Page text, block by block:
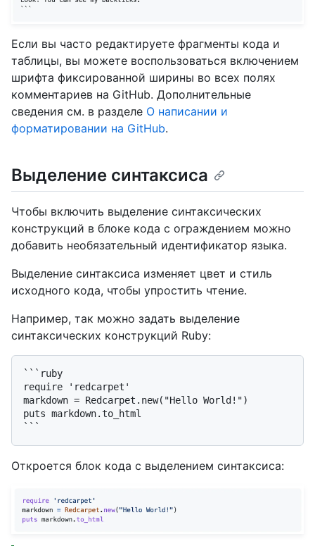
Если вы часто редактируете фрагменты кода и
таблицы, вы можете воспользоваться включением
шрифта фиксированной ширины во всех полях
комментариев на GitHub. Дополнительные
сведения см. в разделе О написании и
форматировании на GitHub.
Выделение синтаксиса
Чтобы включить выделение синтаксических
конструкций в блоке кода с ограждением можно
добавить необязательный идентификатор языка.
Выделение синтаксиса изменяет цвет и стиль
исходного кода, чтобы упростить чтение.
Например, так можно задать выделение
синтаксических конструкций Ruby:
```ruby
require 'redcarpet'
markdown = Redcarpet.new("Hello World!")
puts markdown.to_html
Откроется блок кода с выделением синтаксиса: